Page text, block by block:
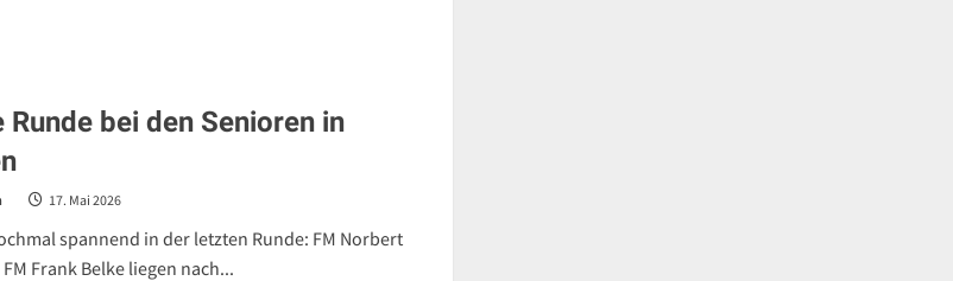
Runde bei den Senioren in
17. Mai 2026
spannend in der letzten Runde: FM Norbert
Frank Belke liegen nach...